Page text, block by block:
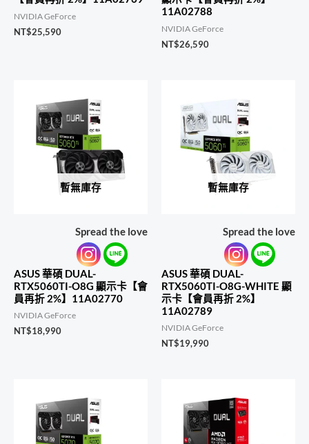
NVIDIA GeForce
NT$25,590
11A02788
NVIDIA GeForce
NT$26,590
暫無庫存
Spread the love
ASUS 華碩 DUAL-
RTX5060TI-O8G 顯示卡【會
員再折 2%】11A02770
NVIDIA GeForce
NT$18,990
暫無庫存
Spread the love
ASUS 華碩 DUAL-
RTX5060TI-O8G-WHITE 顯
示卡【會員再折 2%】
11A02789
NVIDIA GeForce
NT$19,990